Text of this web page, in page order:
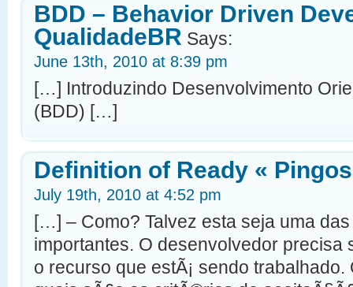
BDD – Behavior Driven
QualidadeBR Says:
June 13th, 2010 at 8:39 pm
[…] Introduzindo Desenvolvimento
(BDD) […]
Definition of Ready «
July 19th, 2010 at 4:52 pm
[…] – Como? Talvez esta seja uma
importantes. O desenvolvedor precisa
o recurso que estÃ¡ sendo